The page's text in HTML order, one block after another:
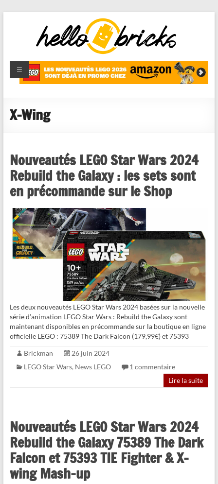
HelloBricks
Blog LEGO,
nouveaut�s
reviews
X-Wing
Nouveautés LEGO Star Wars 2024
Rebuild the Galaxy : les sets sont
en précommande sur le Shop
Les deux nouveautés LEGO Star Wars 2024 basées sur la nouvelle
série d’animation LEGO Star Wars : Rebuild the Galaxy sont
maintenant disponibles en précommande sur la boutique en ligne
officielle LEGO : 75389 The Dark Falcon (179,99€) et 75393
Brickman
26 juin 2024
LEGO Star Wars, News LEGO
1 commentaire
Lire la suite
Nouveautés LEGO Star Wars 2024
Rebuild the Galaxy 75389 The Dark
Falcon et 75393 TIE Fighter & X-
wing Mash-up